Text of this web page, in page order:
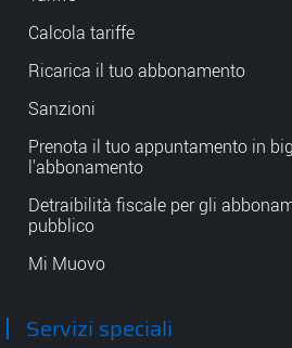
Calcola tariffe
Ricarica il tuo abbonamento
Sanzioni
Prenota il tuo appuntamento in
l'abbonamento
Detraibilità fiscale per gli
pubblico
Mi Muovo
Servizi speciali